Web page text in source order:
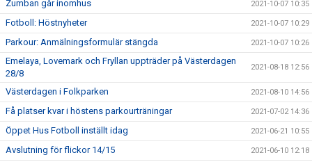
Zumban går inomhus 2021-10-07 10:35
Fotboll: Höstnyheter 2021-10-07 10:29
Parkour: Anmälningsformulär stängda 2021-10-07 10:26
Emelaya, Lovemark och Fryllan uppträder på Västerdagen
28/8
2021-08-18 12:56
Västerdagen i Folkparken 2021-08-10 14:56
Få platser kvar i höstens parkourträningar 2021-07-02 14:36
Öppet Hus Fotboll inställt idag 2021-06-21 10:55
Avslutning för flickor 14/15 2021-06-10 12:18